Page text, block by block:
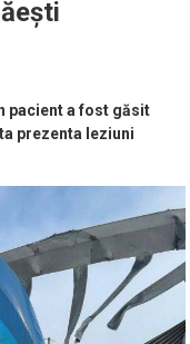
într-un
pacient a fost găsit